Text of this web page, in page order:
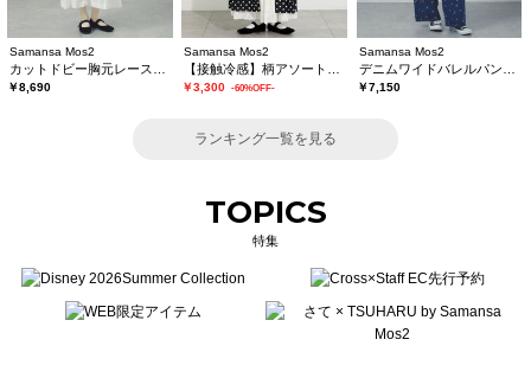
Samansa Mos2
￥8,690
Samansa Mos2
￥3,300 -60%OFF-
Samansa Mos2
￥7,150
ランキング一覧を見る
TOPICS
特集